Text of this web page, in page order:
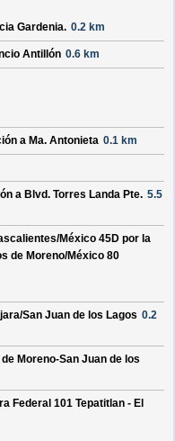
Gardenia. 0.2 km
Antillón 0.6 km
a Ma. Antonieta 0.1 km
a Blvd. Torres Landa Pte. 5.5
México 45D por la
de Moreno/México 80
San Juan de los Lagos 0.2
de Moreno-San Juan de los
Federal 101 Tepatitlan - El